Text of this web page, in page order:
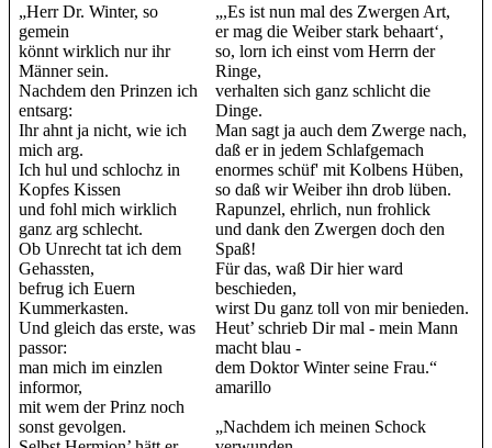
„Herr Dr. Winter, so
gemein
könnt wirklich nur ihr
Männer sein.
Nachdem den Prinzen ich
entsarg:
Ihr ahnt ja nicht, wie ich
mich arg.
Ich hul und schlochz in
Kopfes Kissen
und fohl mich wirklich
ganz arg schlecht.
Ob Unrecht tat ich dem
Gehassten,
befrug ich Euern
Kummerkasten.
Und gleich das erste, was
passor:
man mich im einzlen
informor,
mit wem der Prinz noch
sonst gevolgen.
„,Es ist nun mal des Zwergen Art,
er mag die Weiber stark behaart‘,
so, lorn ich einst vom Herrn der
Ringe,
verhalten sich ganz schlicht die
Dinge.
Man sagt ja auch dem Zwerge nach,
daß er in jedem Schlafgemach
enormes schüf' mit Kolbens Hüben,
so daß wir Weiber ihn drob lüben.
Rapunzel, ehrlich, nun frohlick
und dank den Zwergen doch den
Spaß!
Für das, waß Dir hier ward
beschieden,
wirst Du ganz toll von mir benieden.
Heut’ schrieb Dir mal - mein Mann
macht blau -
dem Doktor Winter seine Frau.“
amarillo
„Nachdem ich meinen Schock